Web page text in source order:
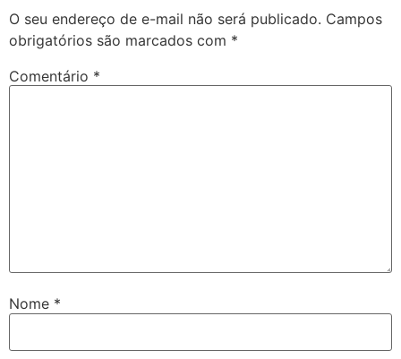
O seu endereço de e-mail não será publicado. Campos
obrigatórios são marcados com *
Comentário *
Nome *